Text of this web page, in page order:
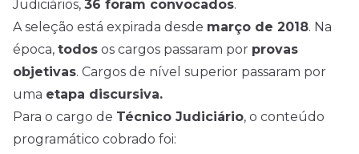
Judiciários, 36 foram convocados.
A seleção está expirada desde março de 2018. Na
época, todos os cargos passaram por provas
objetivas. Cargos de nível superior passaram por
uma etapa discursiva.
Para o cargo de Técnico Judiciário, o conteúdo
programático cobrado foi: